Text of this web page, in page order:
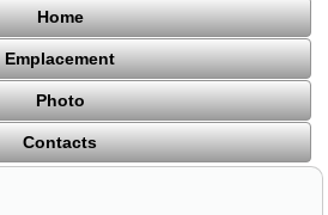
Home
Emplacement
Photo
Contacts